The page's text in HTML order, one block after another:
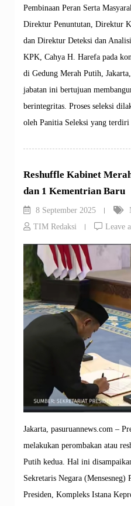
Pembinaan Peran Serta
Direktur Penuntutan, Direktur
dan Direktur Deteksi dan
KPK, Cahya H. Harefa pada
di Gedung Merah Putih,
jabatan ini bertujuan
berintegritas. Proses seleksi
oleh Panitia Seleksi yang
Reshuffle Kabinet
dan 1 Kementrian Baru
8 September 2025
TIM Redaksi
Leave
Jakarta, pasuruannews.com –
melakukan perombakan atau
Putih kedua. Hal ini
Sekretaris Negara
Presiden, Kompleks Istana